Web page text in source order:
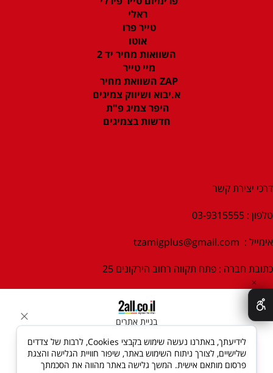
ראלי
טייר פרו
אוטו
השוואות מחיר יד 2
מיי טייר
ZAP השוואת מחיר
א.יבוא ושיווק צמיגים
היפר צמיג פ"ת
חדשות בצמיגים
דרכי יצירת קשר
טלפון : 03-9315555
אימייל : tzamigplus@gmail.com
כתובת חברה : פתח תקווה רחוב הירקונים 25
בניית אתרים
✕
לידיעתך, באתרנו נעשה שימוש בקבצי Cookies, לרבות של צדדים
שלישיים, לצורך ניתוח השימוש באתר, שיפור חוויית הגלישה והצגת
פרסום מותאם אישית. המשך גלישה באתר מהווה את הסכמתך